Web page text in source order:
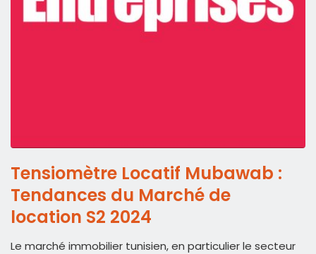
Tensiomètre Locatif Mubawab :
Tendances du Marché de
location S2 2024
Le marché immobilier tunisien, en particulier le secteur